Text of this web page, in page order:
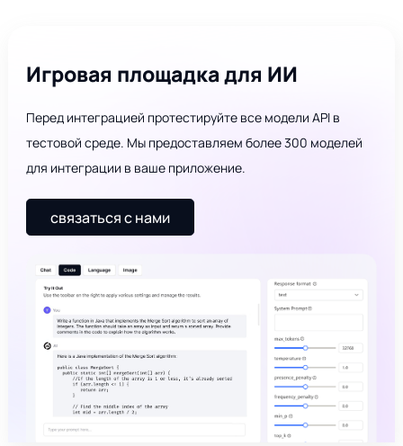
Игровая площадка для ИИ
Перед интеграцией протестируйте все модели API в
тестовой среде. Мы предоставляем более 300 моделей
для интеграции в ваше приложение.
связаться с нами